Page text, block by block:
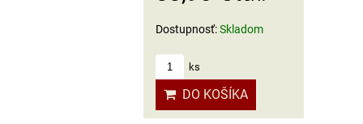
Dostupnosť:Skladom
ks
DO KOŠÍKA